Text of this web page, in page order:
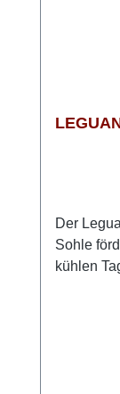
Der
Sohle
kühlen